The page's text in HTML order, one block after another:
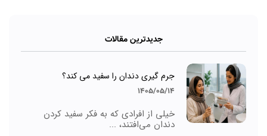
جدیدترین مقالات
جرم گیری دندان را سفید می کند؟
1405/05/14
خیلی از افرادی که به فکر سفید کردن
دندان می‌افتند، ...